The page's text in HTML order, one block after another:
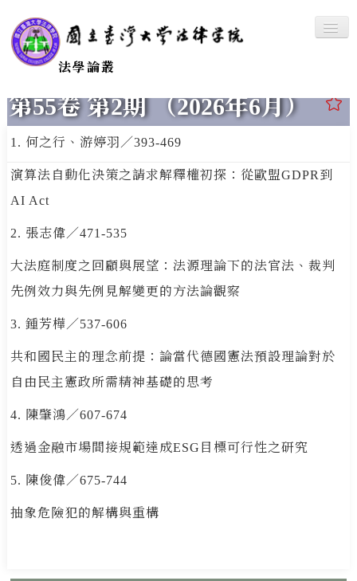
法學論叢
回首頁
本刊宗旨與特色
編輯委員
格式範本
訂閱辦法
徵稿簡則
聯絡本刊
文件下載
地址 : (106)臺北市大安區羅斯福路四段一號
法律學院(系)
第55卷 第2期 （2026年6月）
1. 何之行、游婷羽／393-469
演算法自動化決策之請求解釋權初探：從歐盟GDPR到
AI Act
2. 張志偉／471-535
大法庭制度之回顧與展望：法源理論下的法官法、裁判
先例效力與先例見解變更的方法論觀察
3. 鍾芳樺／537-606
共和國民主的理念前提：論當代德國憲法預設理論對於
自由民主憲政所需精神基礎的思考
4. 陳肇鴻／607-674
透過金融市場間接規範達成ESG目標可行性之研究
5. 陳俊偉／675-744
抽象危險犯的解構與重構